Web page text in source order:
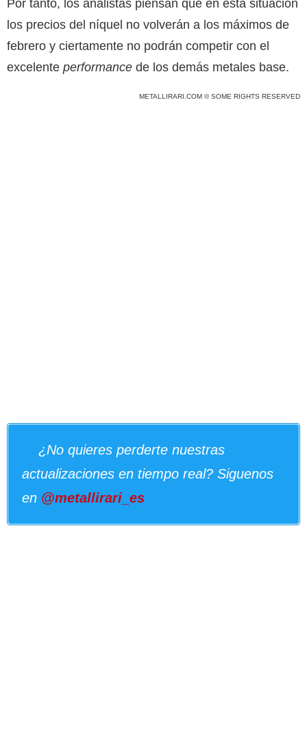
Por tanto, los analistas piensan que en esta situación
los precios del níquel no volverán a los máximos de
febrero y ciertamente no podrán competir con el
excelente performance de los demás metales base.
METALLIRARI.COM © SOME RIGHTS RESERVED
¿No quieres perderte nuestras
actualizaciones en tiempo real? Siguenos
en @metallirari_es